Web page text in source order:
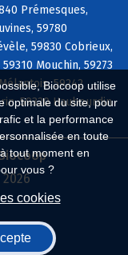
Biocoop utilise
optimale du site, pour
et la performance
en toute
tout moment en
vous ?
cookies
Prémesques,
59780
59830 Cobrieux,
Mouchin, 59273
59242
59320 Haubourdin